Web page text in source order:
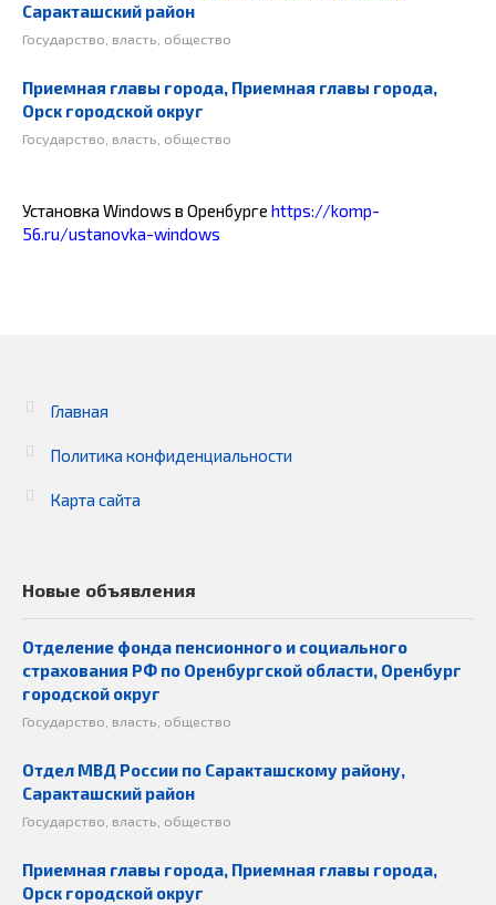
Саракташский район
Государство, власть, общество
Приемная главы города, Приемная главы города,
Орск городской округ
Государство, власть, общество
Установка Windows в Оренбурге https://komp-
56.ru/ustanovka-windows
Главная
Политика конфиденциальности
Карта сайта
Новые объявления
Отделение фонда пенсионного и социального
страхования РФ по Оренбургской области, Оренбург
городской округ
Государство, власть, общество
Отдел МВД России по Саракташскому району,
Саракташский район
Государство, власть, общество
Приемная главы города, Приемная главы города,
Орск городской округ